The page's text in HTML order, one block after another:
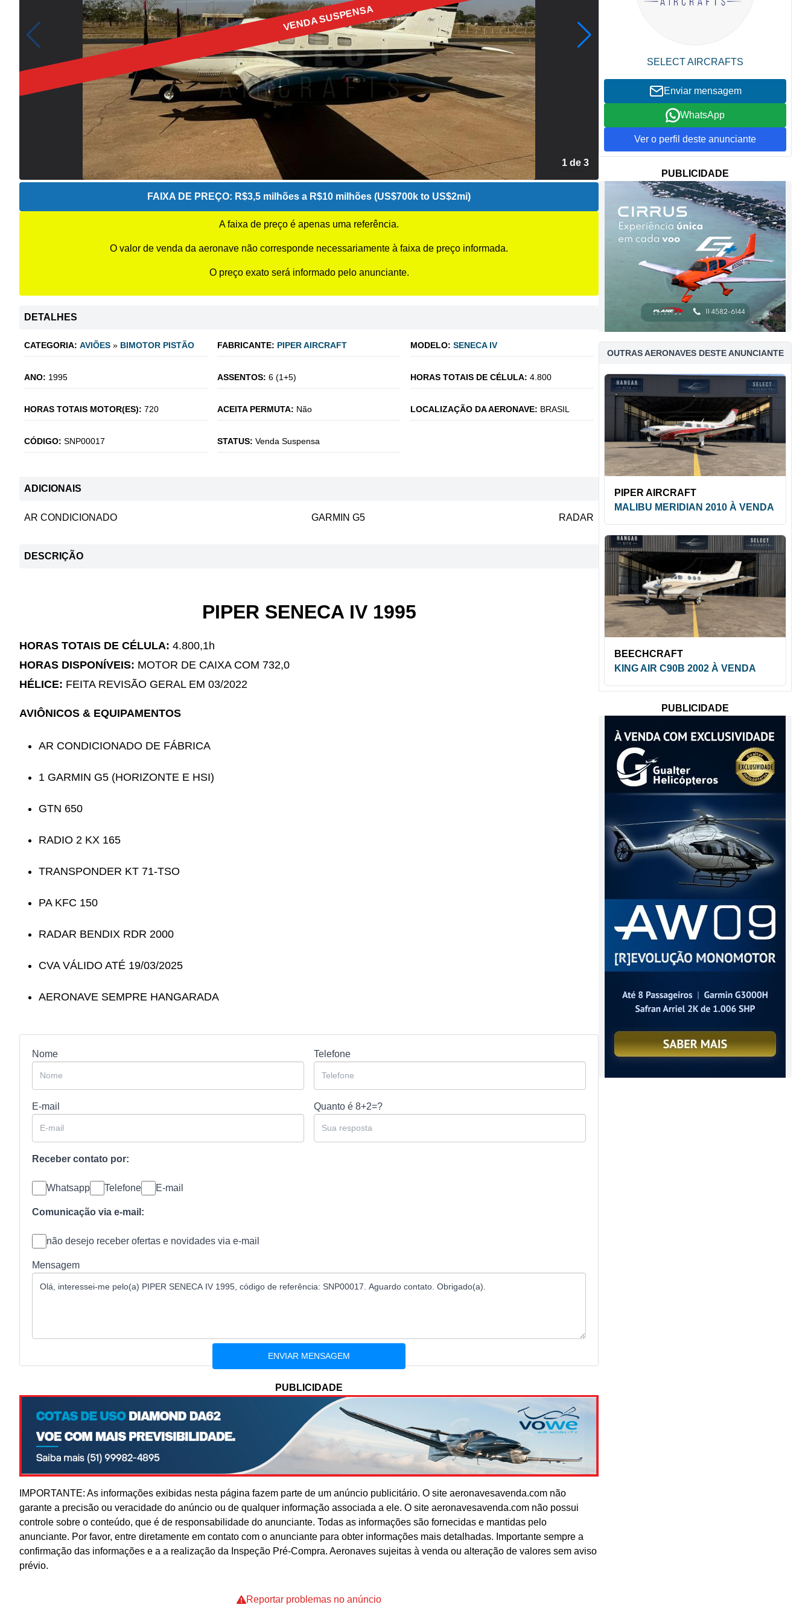
VENDA SUSPENSA
2 de 3
FAIXA DE PREÇO: R$3,5 milhões a R$10 milhões (US$700k to US$2mi)
A faixa de preço é apenas uma referência.
O valor de venda da aeronave não corresponde necessariamente à faixa de preço informada.
O preço exato será informado pelo anunciante.
DETALHES
CATEGORIA: AVIÕES » BIMOTOR PISTÃO FABRICANTE: PIPER AIRCRAFT MODELO: SENECA IV
ANO: 1995 ASSENTOS: 6 (1+5) HORAS TOTAIS DE CÉLULA: 4.800
HORAS TOTAIS MOTOR(ES): 720 ACEITA PERMUTA: Não LOCALIZAÇÃO DA AERONAVE: BRASIL
CÓDIGO: SNP00017 STATUS: Venda Suspensa
ADICIONAIS
AR CONDICIONADO GARMIN G5 RADAR
DESCRIÇÃO
PIPER SENECA IV 1995
HORAS TOTAIS DE CÉLULA: 4.800,1h
HORAS DISPONÍVEIS: MOTOR DE CAIXA COM 732,0
HÉLICE: FEITA REVISÃO GERAL EM 03/2022
AVIÔNICOS & EQUIPAMENTOS
AR CONDICIONADO DE FÁBRICA
1 GARMIN G5 (HORIZONTE E HSI)
GTN 650
RADIO 2 KX 165
TRANSPONDER KT 71-TSO
PA KFC 150
RADAR BENDIX RDR 2000
CVA VÁLIDO ATÉ 19/03/2025
AERONAVE SEMPRE HANGARADA
Nome Telefone
E-mail Quanto é 8+2=?
Receber contato por:
Whatsapp Telefone E-mail
Comunicação via e-mail:
não desejo receber ofertas e novidades via e-mail
Mensagem
PUBLICIDADE
IMPORTANTE: As informações exibidas nesta página fazem parte de um anúncio publicitário. O site aeronavesavenda.com não
garante a precisão ou veracidade do anúncio ou de qualquer informação associada a ele. O site aeronavesavenda.com não possui
controle sobre o conteúdo, que é de responsabilidade do anunciante. Todas as informações são fornecidas e mantidas pelo
anunciante. Por favor, entre diretamente em contato com o anunciante para obter informações mais detalhadas. Importante sempre a
confirmação das informações e a a realização da Inspeção Pré-Compra. Aeronaves sujeitas à venda ou alteração de valores sem aviso
prévio.
Reportar problemas no anúncio
SELECT AIRCRAFTS
Enviar mensagem
WhatsApp
Ver o perfil deste anunciante
PUBLICIDADE
OUTRAS AERONAVES DESTE ANUNCIANTE
PIPER AIRCRAFT
MALIBU MERIDIAN 2010 À VENDA
BEECHCRAFT
KING AIR C90B 2002 À VENDA
PUBLICIDADE